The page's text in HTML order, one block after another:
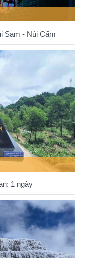
Sam - Núi Cấm
1 ngày